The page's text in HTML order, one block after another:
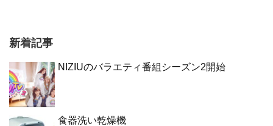
新着記事
NIZIUのバラエティ番組シーズン2開始
食器洗い乾燥機